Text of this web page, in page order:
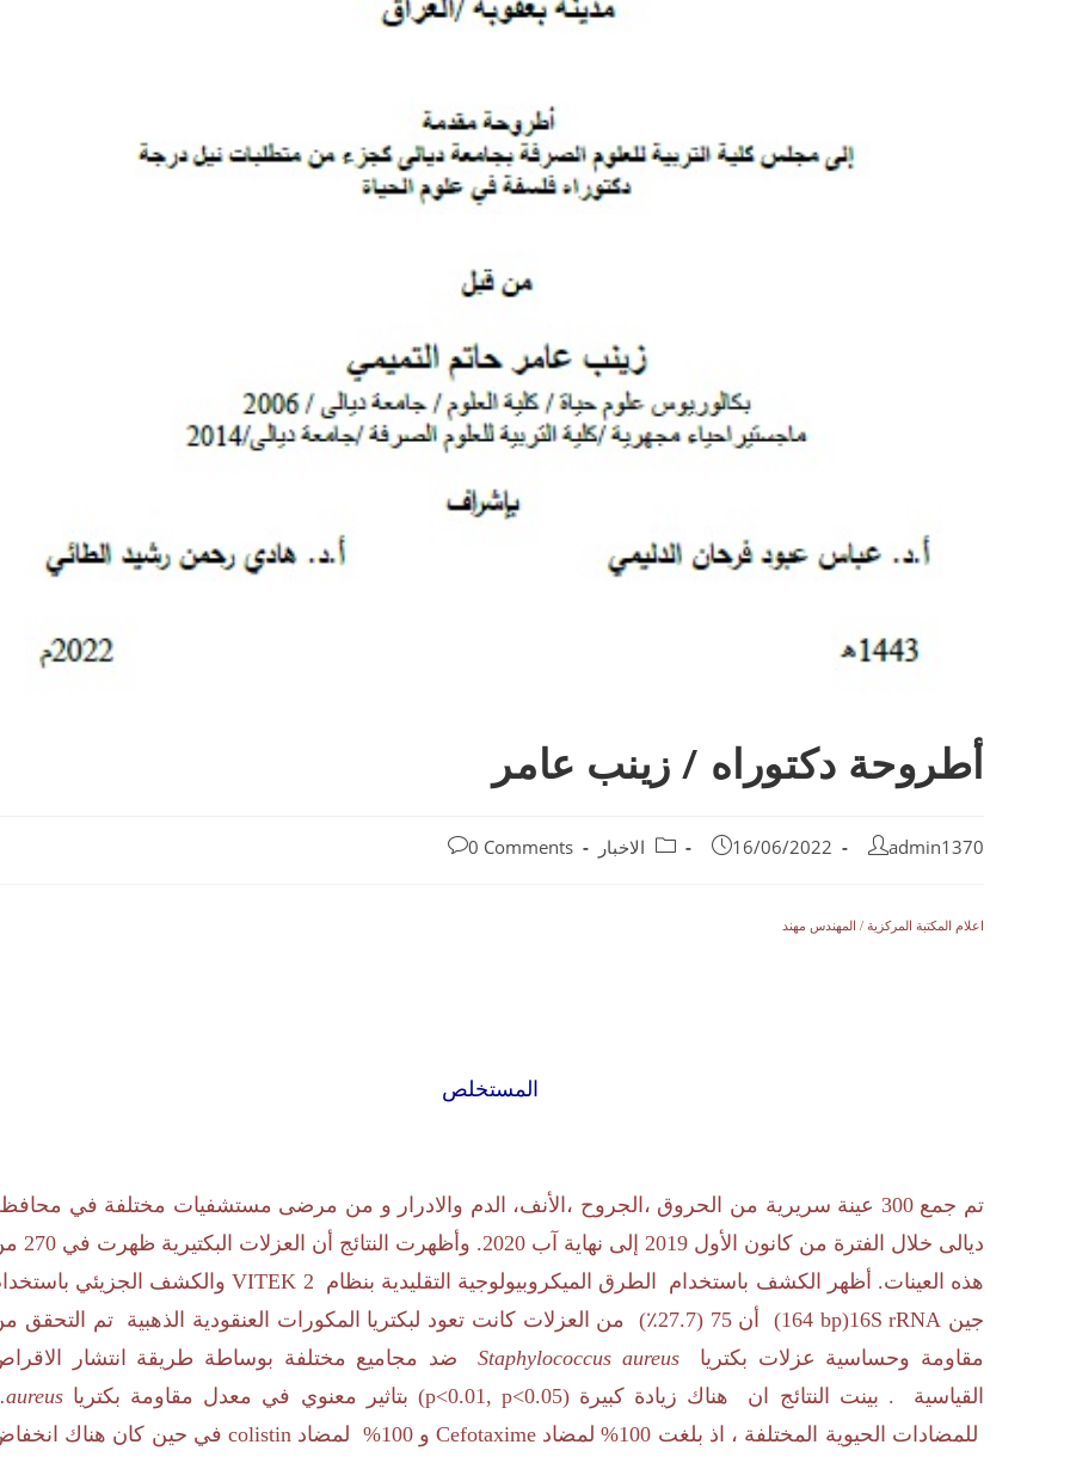
أطروحة دكتوراه / زينب عامر
admin1370
16/06/2022 الاخبار 0 Comments
اعلام المكتبة المركزية / المهندس مهند
المستخلص
تم جمع300 عينة سريرية من الحروق ،الجروح ،الأنف، الدم والادرار و من مرضى مستشفيات مختلفة في
ديالى خلال الفترة من كانون الأول 2019 إلى نهاية آب 2020. وأظهرت النتائج أن العزلات البكتيرية ظهرت في 270
هذه العينات. أظهر الكشف باستخدام الطرق الميكروبيولوجية التقليدية بنظام VITEK 2والكشف الجزيئي
جين 16S rRNA
(
164 bp) أن75
(
27.7٪) من العزلات كانت تعود لبكتريا المكورات العنقودية الذهبية تم التحقق
مقاومة وحساسية عزلات بكترياStaphylococcus aureusضد مجاميع مختلفة بوساطة طريقة انتشار
القياسية . بينت النتائج ان هناك زيادة كبيرةp<0.01, p<0.05)) بتاثير معنوي في معدل مقاومة بكتريا
للمضادات الحيوية المختلفة ، اذ بلغت 100% لمضاد Cefotaximeو100% لمضاد colistin في حين كان هناك